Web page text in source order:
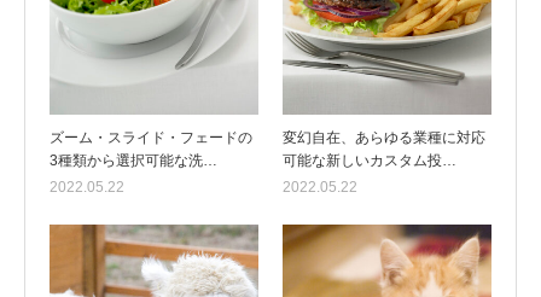
ズーム・スライド・フェードの
3種類から選択可能な洗…
2022.05.22
変幻自在、あらゆる業種に対応
可能な新しいカスタム投…
2022.05.22